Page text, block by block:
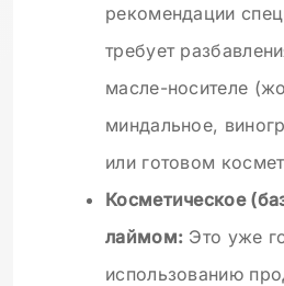
рекомендации
требует
масле-носителе
миндальное,
или готовом
Косметическое
лаймом: Это уже
использованию